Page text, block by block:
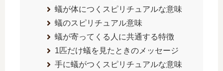
蟻が体につくスピリチュアルな意味
蟻のスピリチュアル意味
蟻が寄ってくる人に共通する特徴
1匹だけ蟻を見たときのメッセージ
手に蟻がつくスピリチュアルな意味